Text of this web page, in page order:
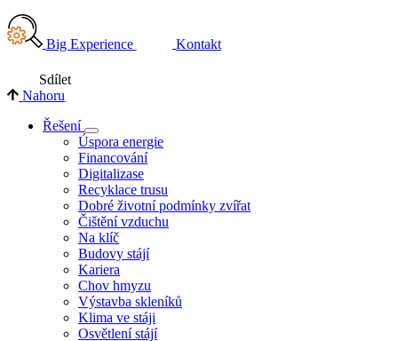
Big Experience Kontakt
Sdílet
Nahoru
Řešení
Úspora energie
Financování
Digitalizase
Recyklace trusu
Dobré životní podmínky zvířat
Čištění vzduchu
Na klíč
Budovy stájí
Kariera
Chov hmyzu
Výstavba skleníků
Klima ve stáji
Osvětlení stájí